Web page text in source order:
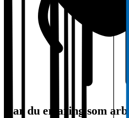
Har du erfaring som